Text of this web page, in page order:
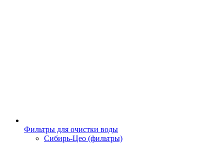
Фильтры для очистки воды
Сибирь-Цео (фильтры)